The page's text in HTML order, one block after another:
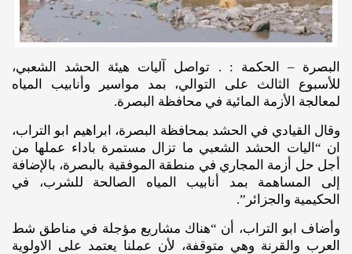
البصرة – الحكمة : . تواصل آليات هيئة الحشد الشعبي،
للأسبوع الثالث على التوالي، بمد مواسير وأنابيب المياه
لمعالجة الأزمة المائية في محافظة البصرة.
وقال القيادي في الحشد بمحافظة البصرة، ابراهيم ابو التراب،
ان “اليات الحشد الشعبي ما تزال مستمرة باداء عملها من
أجل حل أزمة المجاري في منطقة الموفقية بالبصرة، بالإضافة
إلى المساهمة بمد أنابيب المياه الصالحة للشرب، في
الحكيمية والجزائر”.
وأضاف ابو التراب، أن “هناك مشاريع مؤجلة في مناطق شط
العرب والقرنة وهي متوقفة، لأن عملنا يعتمد على الاولوية